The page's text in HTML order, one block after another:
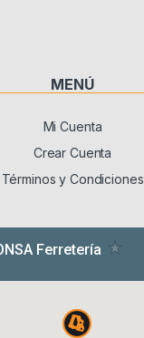
MENÚ
Mi Cuenta
Crear Cuenta
Términos y Condiciones